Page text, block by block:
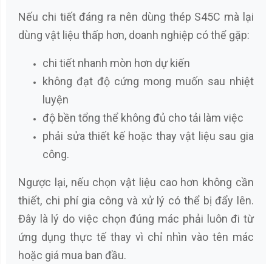
Nếu chi tiết đáng ra nên dùng thép S45C mà lại
dùng vật liệu thấp hơn, doanh nghiệp có thể gặp:
chi tiết nhanh mòn hơn dự kiến
không đạt độ cứng mong muốn sau nhiệt
luyện
độ bền tổng thể không đủ cho tải làm việc
phải sửa thiết kế hoặc thay vật liệu sau gia
công.
Ngược lại, nếu chọn vật liệu cao hơn không cần
thiết, chi phí gia công và xử lý có thể bị đẩy lên.
Đây là lý do việc chọn đúng mác phải luôn đi từ
ứng dụng thực tế thay vì chỉ nhìn vào tên mác
hoặc giá mua ban đầu.